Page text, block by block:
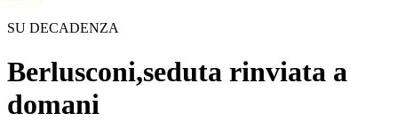
SU DECADENZA
Berlusconi,seduta rinviata a
domani